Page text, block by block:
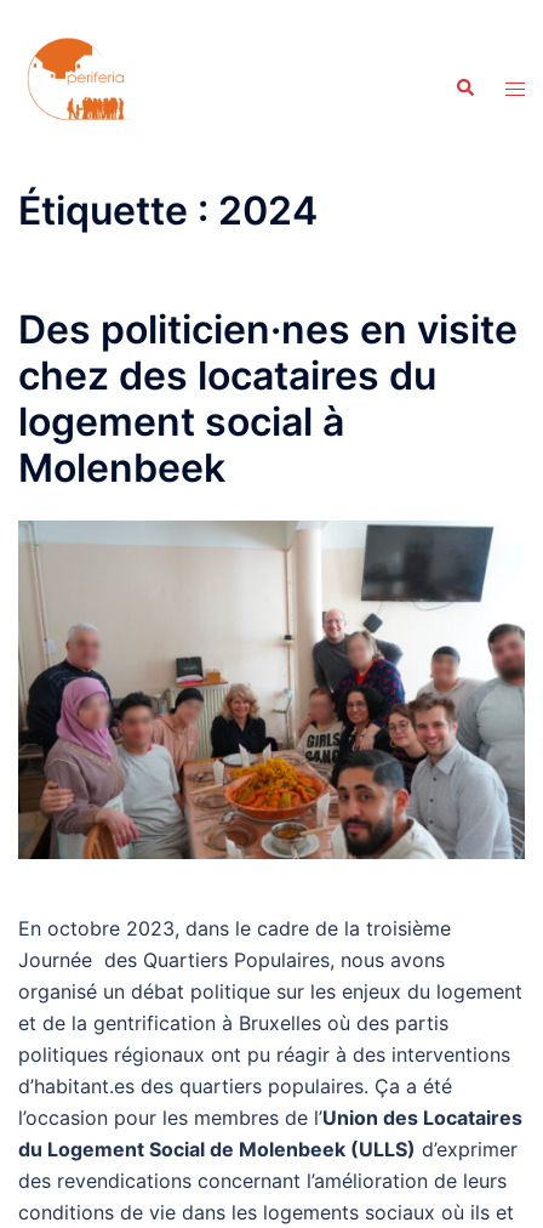
contenu
Étiquette : 2024
Des politicien·nes en visite
chez des locataires du
logement social à
Molenbeek
En octobre 2023, dans le cadre de la troisième
Journée des Quartiers Populaires, nous avons
organisé un débat politique sur les enjeux du logement
et de la gentrification à Bruxelles où des partis
politiques régionaux ont pu réagir à des interventions
d’habitant.es des quartiers populaires. Ça a été
l’occasion pour les membres de l’Union des Locataires
du Logement Social de Molenbeek (ULLS) d’exprimer
des revendications concernant l’amélioration de leurs
conditions de vie dans les logements sociaux où ils et